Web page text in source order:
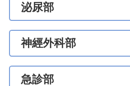
泌尿部
神經外科部
急診部